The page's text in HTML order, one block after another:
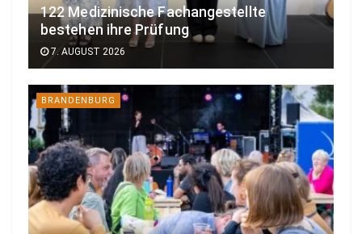
122 Medizinische Fachangestellte
bestehen ihre Prüfung
7. AUGUST 2026
BRANDENBURG